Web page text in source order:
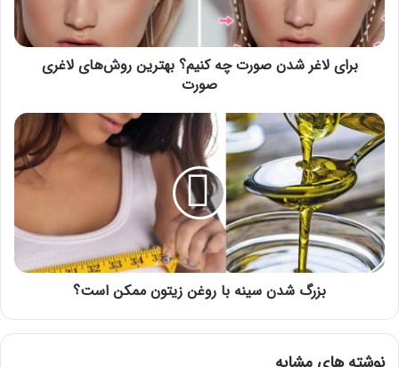
بهترین
روش‌های
لاغری
صورتبرای لاغر شدن صورت چه کنیم؟ بهترین روش‌های لاغری
صورت
بزرگ
شدن
سینه
با
روغن
زیتون
ممکن
است؟
بزرگ شدن سینه با روغن زیتون ممکن است؟